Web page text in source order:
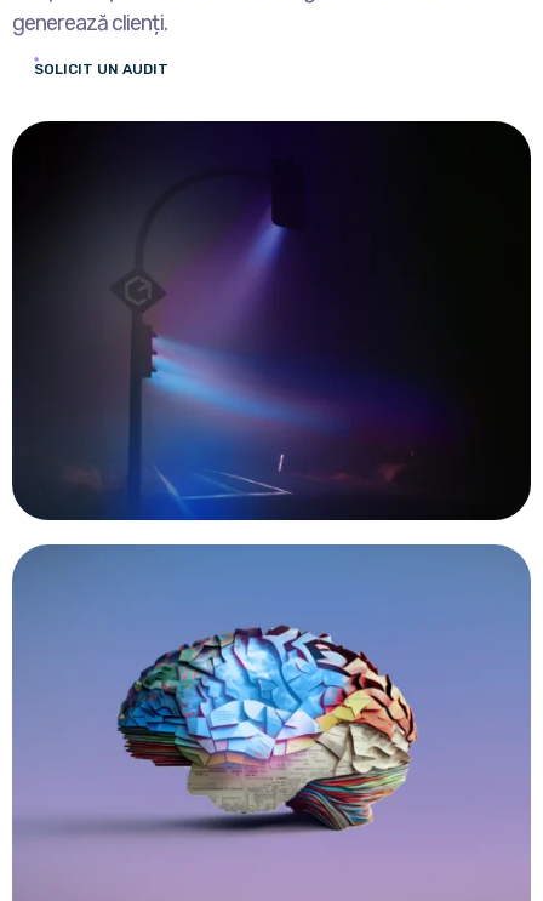
generează clienți.
SOLICIT UN AUDIT